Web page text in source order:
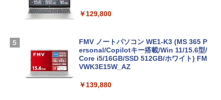
￥129,800
FMV ノートパソコン WE1-K3 (MS 365 P
ersonal/Copilotキー搭載/Win 11/15.6型/
Core i5/16GB/SSD 512GB/ホワイト) FM
VWK3E15W_AZ
￥139,880